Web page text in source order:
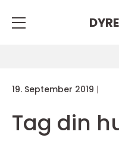
19. September 2019
Tag din